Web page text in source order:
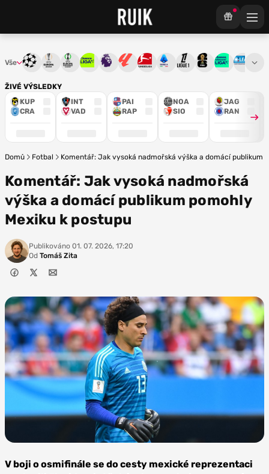
ŽIVÉ VÝSLEDKY
KUP
CRA
INT
VAD
PAI
RAP
NOA
SIO
JAG
RAN
Vše Liga mistrůEvropská liga
Konferenční liga
Chance ligaPremier League
La LigaBundesliga
Serie ALigue 1Mistrovství světa
Chance3. ČFL
Domů Fotbal Komentář: Jak vysoká nadmořská výška a domácí publikum
Komentář: Jak vysoká nadmořská
výška a domácí publikum pomohly
Mexiku k postupu
Publikováno 01. 07. 2026, 17:20
Od Tomáš Zita
Бекетова, CC BY-SA
3.0
V boji o osmifinále se do cesty mexické reprezentaci